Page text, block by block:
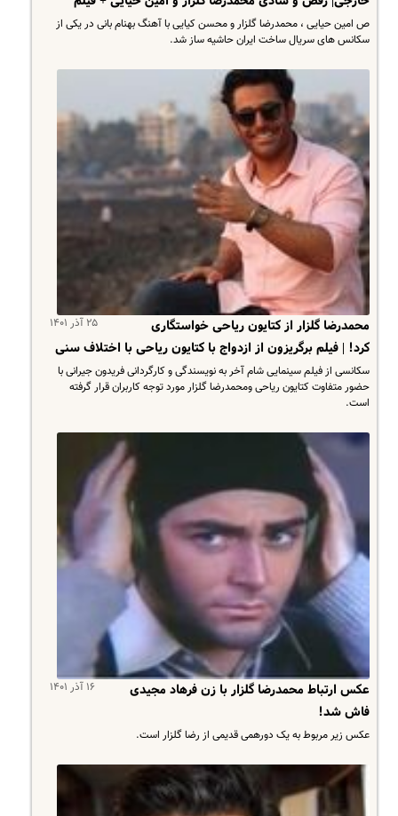
ص امین حیایی ، محمدرضا گلزار و محسن کیایی با آهنگ بهنام بانی در یکی از
سکانس های سریال ساخت ایران حاشیه ساز شد.
۲۵ آذر ۱۴۰۱
محمدرضا گلزار از کتایون ریاحی خواستگاری
کرد! | فیلم برگریزون از ازدواج با کتایون ریاحی با اختلاف سنی
سکانسی از فیلم سینمایی شام آخر به نویسندگی و کارگردانی فریدون جیرانی با
حضور متفاوت کتایون ریاحی ومحمدرضا گلزار مورد توجه کاربران قرار گرفته
است.
۱۶ آذر ۱۴۰۱
عکس ارتباط محمدرضا گلزار با زن فرهاد مجیدی
فاش شد!
عکس زیر مربوط به یک دورهمی قدیمی از رضا گلزار است.